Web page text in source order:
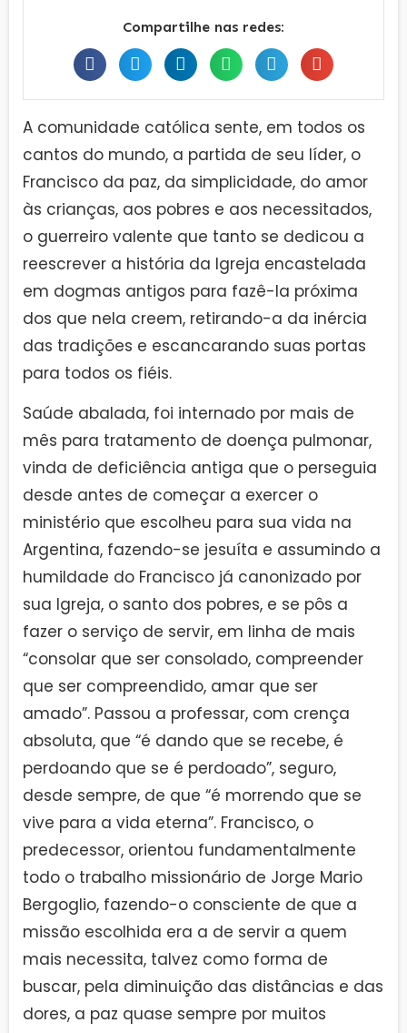
Compartilhe nas redes:
A comunidade católica sente, em todos os
cantos do mundo, a partida de seu líder, o
Francisco da paz, da simplicidade, do amor
às crianças, aos pobres e aos necessitados,
o guerreiro valente que tanto se dedicou a
reescrever a história da Igreja encastelada
em dogmas antigos para fazê-la próxima
dos que nela creem, retirando-a da inércia
das tradições e escancarando suas portas
para todos os fiéis.
Saúde abalada, foi internado por mais de
mês para tratamento de doença pulmonar,
vinda de deficiência antiga que o perseguia
desde antes de começar a exercer o
ministério que escolheu para sua vida na
Argentina, fazendo-se jesuíta e assumindo a
humildade do Francisco já canonizado por
sua Igreja, o santo dos pobres, e se pôs a
fazer o serviço de servir, em linha de mais
“consolar que ser consolado, compreender
que ser compreendido, amar que ser
amado”. Passou a professar, com crença
absoluta, que “é dando que se recebe, é
perdoando que se é perdoado”, seguro,
desde sempre, de que “é morrendo que se
vive para a vida eterna”. Francisco, o
predecessor, orientou fundamentalmente
todo o trabalho missionário de Jorge Mario
Bergoglio, fazendo-o consciente de que a
missão escolhida era a de servir a quem
mais necessita, talvez como forma de
buscar, pela diminuição das distâncias e das
dores, a paz quase sempre por muitos